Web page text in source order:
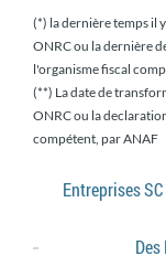
(*) la dernière temps il
ONRC ou la dernière
l'organisme fiscal
(**) La date de
ONRC ou la
compétent, par ANAF
Entreprises SC COGENT COMMUNICATIONS ROMANIA